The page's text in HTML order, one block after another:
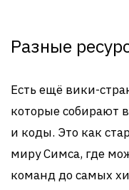
Разные
Есть ещё вики-
которые
и коды. Это как
миру Симса, где
команд до самых